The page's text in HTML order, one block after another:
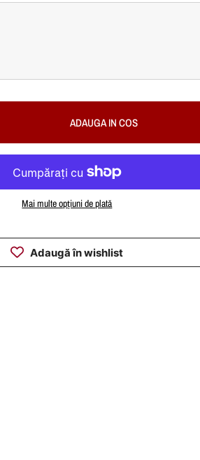
ADAUGA IN COS
Mai multe opțiuni de plată
Adaugă în wishlist
e-mail